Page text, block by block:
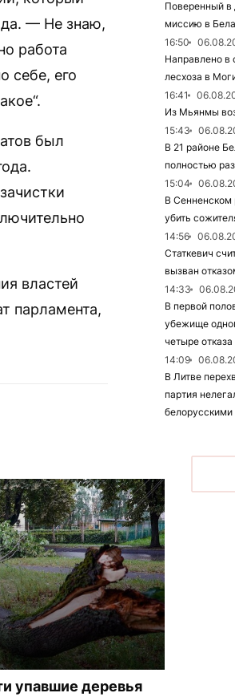
— Не знаю,
работа
себе, его
был
властей
парламента,
упавшие деревья
Поверенный в
миссию в
16:50
Направлено в
лесхоза в
16:41
Из Мьянмы
15:43
В 21 районе
полностью
15:04
В Сенненском
убить
14:56
Статкевич
вызван
14:33
В первой
убежище
четыре отказа
14:09
В Литве
партия